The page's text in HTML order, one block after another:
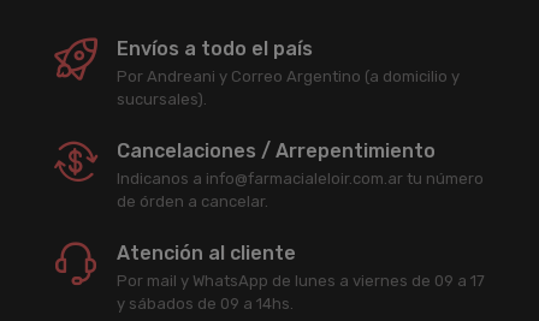
Envíos a todo el país
Por Andreani y Correo Argentino (a domicilio y
sucursales).
Cancelaciones / Arrepentimiento
Indicanos a info@farmacialeloir.com.ar tu número
de órden a cancelar.
Atención al cliente
Por mail y WhatsApp de lunes a viernes de 09 a 17
y sábados de 09 a 14hs.